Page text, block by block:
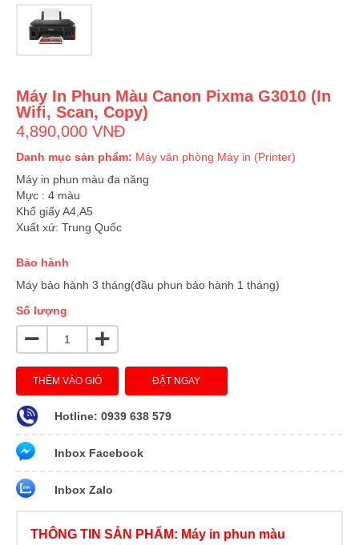
Máy In Phun Màu Canon Pixma G3010 (In
Wifi, Scan, Copy)
4,890,000 VNĐ
Danh mục sản phẩm: Máy văn phòng Máy in (Printer)
Máy in phun màu đa năng
Mực : 4 màu
Khổ giấy A4,A5
Xuất xứ: Trung Quốc
Bảo hành
Máy bảo hành 3 tháng(đầu phun bảo hành 1 tháng)
Số lượng
THÊM VÀO GIỎ ĐẶT NGAY
Hotline: 0939 638 579
Inbox Facebook
Inbox Zalo
THÔNG TIN SẢN PHẨM: Máy in phun màu